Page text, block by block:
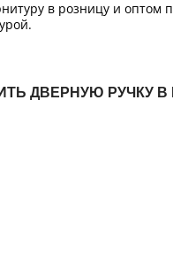
в розницу и
ДВЕРНУЮ РУЧКУ